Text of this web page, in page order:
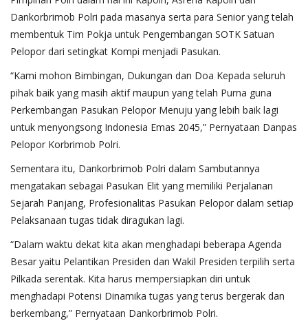
Dankorbrimob Polri pada masanya serta para Senior yang telah
membentuk Tim Pokja untuk Pengembangan SOTK Satuan
Pelopor dari setingkat Kompi menjadi Pasukan.
“Kami mohon Bimbingan, Dukungan dan Doa Kepada seluruh
pihak baik yang masih aktif maupun yang telah Purna guna
Perkembangan Pasukan Pelopor Menuju yang lebih baik lagi
untuk menyongsong Indonesia Emas 2045,” Pernyataan Danpas
Pelopor Korbrimob Polri.
Sementara itu, Dankorbrimob Polri dalam Sambutannya
mengatakan sebagai Pasukan Elit yang memiliki Perjalanan
Sejarah Panjang, Profesionalitas Pasukan Pelopor dalam setiap
Pelaksanaan tugas tidak diragukan lagi.
“Dalam waktu dekat kita akan menghadapi beberapa Agenda
Besar yaitu Pelantikan Presiden dan Wakil Presiden terpilih serta
Pilkada serentak. Kita harus mempersiapkan diri untuk
menghadapi Potensi Dinamika tugas yang terus bergerak dan
berkembang,” Pernyataan Dankorbrimob Polri.